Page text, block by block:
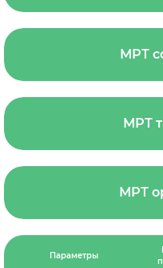
МРТ
МРТ
МРТ
Параметры